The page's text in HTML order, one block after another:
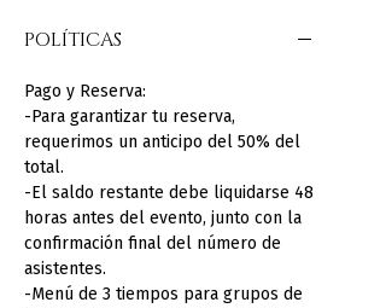
POLÍTICAS
Pago y Reserva:
-Para garantizar tu reserva,
requerimos un anticipo del 50% del
total.
-El saldo restante debe liquidarse 48
horas antes del evento, junto con la
confirmación final del número de
asistentes.
-Menú de 3 tiempos para grupos de